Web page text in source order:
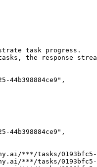
task progress.
tasks, the response
44b398884ce9" ,
44b398884ce9" ,
***/tasks/0193bfc5-
***/tasks/0193bfc5-